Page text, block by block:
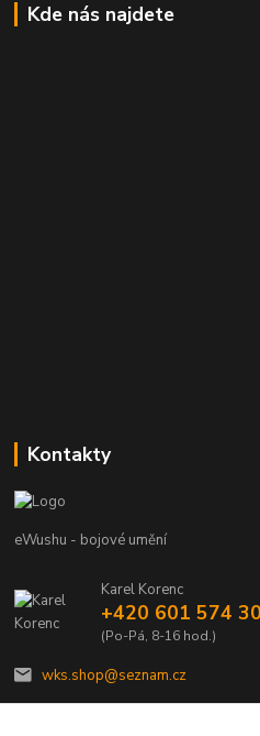
Kde nás najdete
Kontakty
eWushu - bojové umění
Karel Korenc
+420 601 574
(Po-Pá, 8-16 hod.)
wks.shop@seznam.cz